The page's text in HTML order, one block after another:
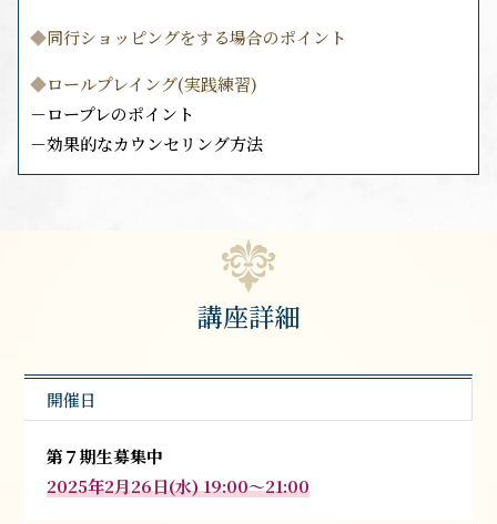
◆同行ショッピングをする場合のポイント
◆ロールプレイング(実践練習)
－ロープレのポイント
－効果的なカウンセリング方法
講座詳細
開催日
第７期生募集中
2025年2月26日(水) 19:00〜21:00